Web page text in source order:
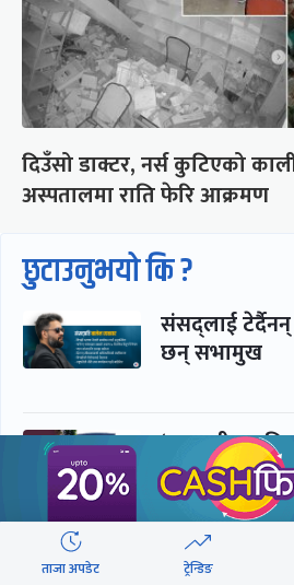
दिउँसो डाक्टर, नर्स कुटिएको
अस्पतालमा राति फेरि आक्रमण
छुटाउनुभयो कि ?
संसद्लाई टेर्दैनन्
छन् सभामुख
‘अस्थायी
व्यवस्था
सरकार-प्रसाईं
ताजा अपडेट ट्रेन्डिङ